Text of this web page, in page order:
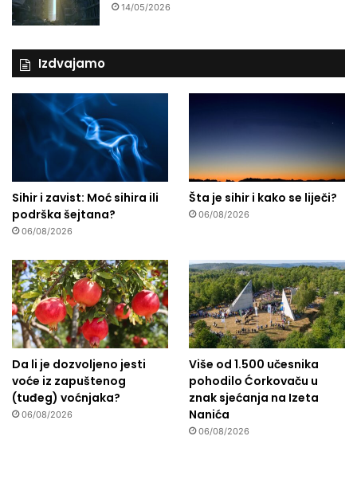
14/05/2026
Izdvajamo
Sihir i zavist: Moć sihira ili
podrška šejtana?
06/08/2026
Šta je sihir i kako se liječi?
06/08/2026
Da li je dozvoljeno jesti
voće iz zapuštenog
(tuđeg) voćnjaka?
06/08/2026
Više od 1.500 učesnika
pohodilo Ćorkovaču u
znak sjećanja na Izeta
Nanića
06/08/2026